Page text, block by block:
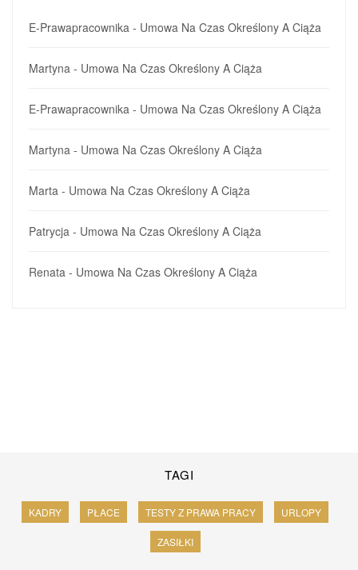
E-Prawapracownika - Umowa Na Czas Określony A Ciąża
Martyna - Umowa Na Czas Określony A Ciąża
E-Prawapracownika - Umowa Na Czas Określony A Ciąża
Martyna - Umowa Na Czas Określony A Ciąża
Marta - Umowa Na Czas Określony A Ciąża
Patrycja - Umowa Na Czas Określony A Ciąża
Renata - Umowa Na Czas Określony A Ciąża
TAGI
KADRY PŁACE TESTY Z PRAWA PRACY URLOPY
ZASIŁKI